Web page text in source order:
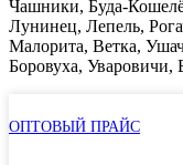
Чашники, Буда-
Лунинец, Лепель,
Малорита, Ветка,
Боровуха, Уваровичи,
ОПТОВЫЙ ПРАЙС